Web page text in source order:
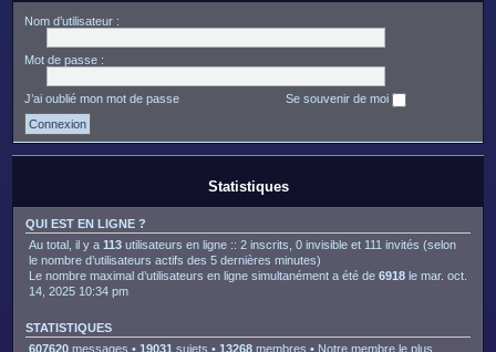
Nom d’utilisateur :
Mot de passe :
J’ai oublié mon mot de passe Se souvenir de moi
Statistiques
QUI EST EN LIGNE ?
Au total, il y a 113 utilisateurs en ligne :: 2 inscrits, 0 invisible et 111 invités (selon
le nombre d’utilisateurs actifs des 5 dernières minutes)
Le nombre maximal d’utilisateurs en ligne simultanément a été de 6918 le mar. oct.
14, 2025 10:34 pm
STATISTIQUES
607620 messages • 19031 sujets • 13268 membres • Notre membre le plus